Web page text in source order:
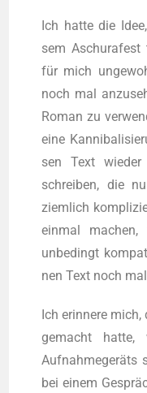
Ich hat­te die
sem
für mich
noch mal
Roman zu
eine
sen Text
schrei­ben, die
ziem­lich
ein­mal
unbe­dingt
nen Text noch
Ich erin­ne­re
gemacht hat­te,
Aufnahmegeräts
bei einem